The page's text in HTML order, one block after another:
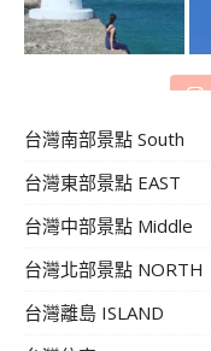
台灣南部景點 South
台灣東部景點 EAST
台灣中部景點 Middle
台灣北部景點 NORTH
台灣離島 ISLAND